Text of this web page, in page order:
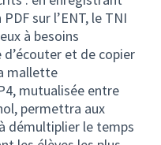
sur l’ENT, le TNI
à besoins
et de copier
mallette
mutualisée entre
permettra aux
démultiplier le temps